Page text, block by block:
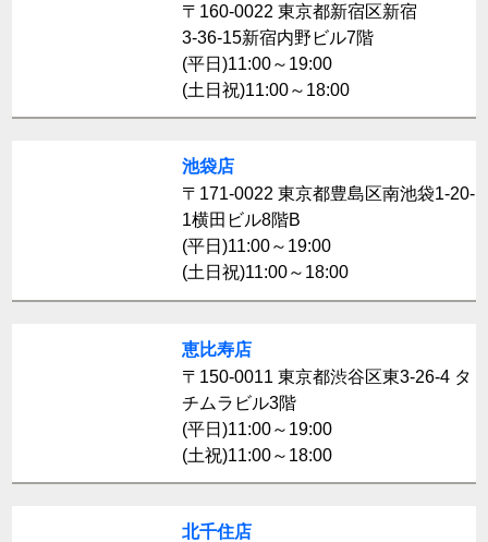
〒160-0022 東京都新宿区新宿
3-36-15新宿内野ビル7階
(平日)11:00～19:00
(土日祝)11:00～18:00
池袋店
〒171-0022 東京都豊島区南池袋1-20-
1横田ビル8階B
(平日)11:00～19:00
(土日祝)11:00～18:00
恵比寿店
〒150-0011 東京都渋谷区東3-26-4 タ
チムラビル3階
(平日)11:00～19:00
(土祝)11:00～18:00
北千住店